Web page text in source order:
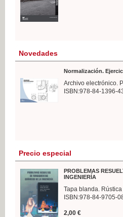
Novedades
Normalización.
Archivo electrónico.
ISBN:978-84-1396-
Precio especial
PROBLEMAS
INGENIERÍA
Tapa blanda. Rústica
ISBN:978-84-9705-
2,00 €